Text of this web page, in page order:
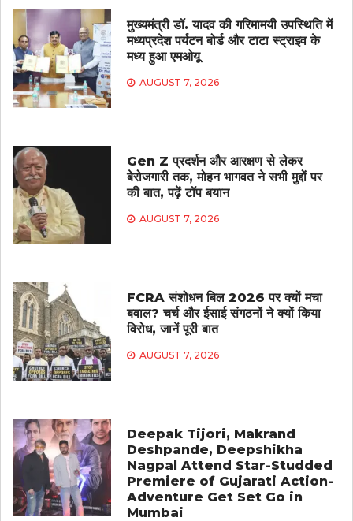
मुख्यमंत्री डॉ. यादव की गरिमामयी उपस्थिति में
मध्यप्रदेश पर्यटन बोर्ड और टाटा स्ट्राइव के
मध्य हुआ एमओयू
AUGUST 7, 2026
Gen Z प्रदर्शन और आरक्षण से लेकर
बेरोजगारी तक, मोहन भागवत ने सभी मुद्दों पर
की बात, पढ़ें टॉप बयान
AUGUST 7, 2026
FCRA संशोधन बिल 2026 पर क्यों मचा
बवाल? चर्च और ईसाई संगठनों ने क्यों किया
विरोध, जानें पूरी बात
AUGUST 7, 2026
Deepak Tijori, Makrand
Deshpande, Deepshikha
Nagpal Attend Star-Studded
Premiere of Gujarati Action-
Adventure Get Set Go in
Mumbai